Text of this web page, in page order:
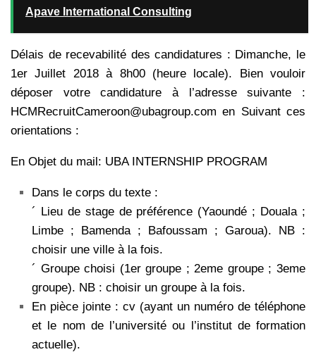
Apave International Consulting
Délais de recevabilité des candidatures : Dimanche, le
1er Juillet 2018 à 8h00 (heure locale). Bien vouloir
déposer votre candidature à l’adresse suivante :
HCMRecruitCameroon@ubagroup.com en Suivant ces
orientations :
En Objet du mail: UBA INTERNSHIP PROGRAM
Dans le corps du texte :
´ Lieu de stage de préférence (Yaoundé ; Douala ;
Limbe ; Bamenda ; Bafoussam ; Garoua). NB :
choisir une ville à la fois.
´ Groupe choisi (1er groupe ; 2eme groupe ; 3eme
groupe). NB : choisir un groupe à la fois.
En pièce jointe : cv (ayant un numéro de téléphone
et le nom de l’université ou l’institut de formation
actuelle).